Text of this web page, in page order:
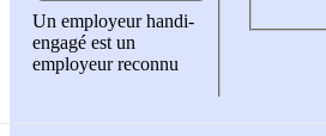
Un employeur handi-
engagé est un
employeur reconnu